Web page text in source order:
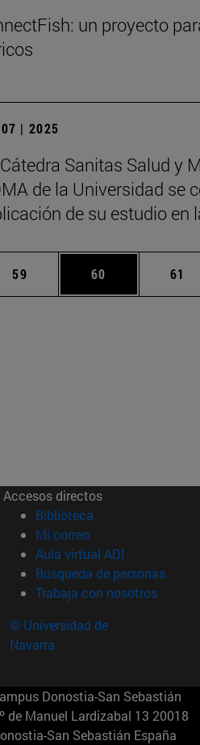
un proyecto
| 2025
Sanitas Salud y
de la Universidad se
de su estudio en
intermedias Use TAB para
Página
59 Página
60 61
Accesos directos
Biblioteca (abre en nueva
Mi correo(abre en nueva
Aula virtual ADI (abre en
Búsqueda de personas(abre
Trabaja con nosotros(abre
© Universidad de
Navarra
Donostia-San Sebastián
de Manuel Lardizabal 13 20018
San Sebastián España